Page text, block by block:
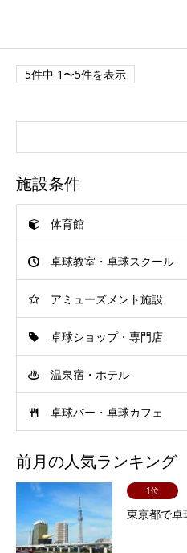
5件中 1〜5件を表示
施設条件
体育館
卓球教室・卓球スクール
アミューズメント施設
卓球ショップ・専門店
温泉宿・ホテル
卓球バー・卓球カフェ
前月の人気ランキング
1位
東京都で卓